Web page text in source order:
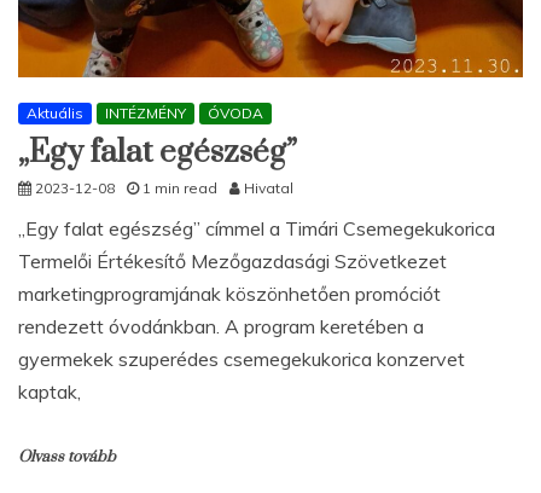
Aktuális INTÉZMÉNY ÓVODA
„Egy falat egészség”
2023-12-08 1 min read Hivatal
„Egy falat egészség” címmel a Timári Csemegekukorica
Termelői Értékesítő Mezőgazdasági Szövetkezet
marketingprogramjának köszönhetően promóciót
rendezett óvodánkban. A program keretében a
gyermekek szuperédes csemegekukorica konzervet
kaptak,
Olvass tovább